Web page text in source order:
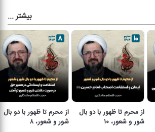
بیشتر...
از محرم تا ظهور با دو بال
شور و شعور، ۱۰
از محرم تا ظهور با دو بال
شور و شعور، ۸